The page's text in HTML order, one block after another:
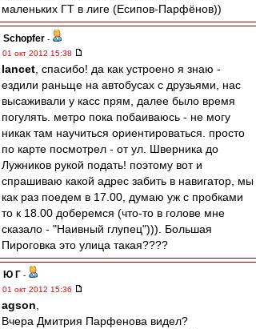
маленьких ГТ в лиге (Есипов-Парфёнов))
Schopfer -
01 окт 2012 15:38
lancet , спасибо! да как устроено я знаю -
ездили раньще на автобусах с друзьями, нас
высаживали у касс прям, далее было время
погулять. метро пока побаиваюсь - не могу
никак там научиться ориентироваться. просто
по карте посмотрел - от ул. Шверника до
Лужников рукой подать! поэтому вот и
спрашиваю какой адрес забить в навигатор, мы
как раз поедем в 17.00, думаю уж с пробками
то к 18.00 доберемся (что-то в голове мне
сказало - "Наивный глупец"))). Большая
Пироговка это улица такая????
Ю Г -
01 окт 2012 15:36
agson
Вчера Дмитрия Парфенова видел?